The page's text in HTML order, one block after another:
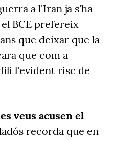
a l'Iran ja s'ha
BCE prefereix
que deixar que la
que com a
l'evident risc de
veus acusen el
recorda que en